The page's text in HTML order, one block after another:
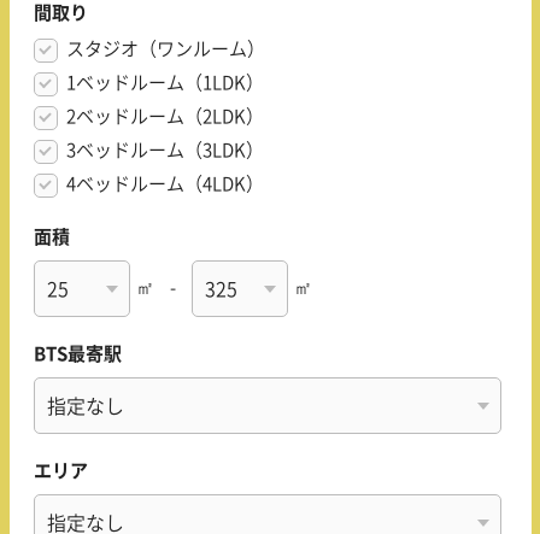
間取り
スタジオ（ワンルーム）
1ベッドルーム（1LDK）
2ベッドルーム（2LDK）
3ベッドルーム（3LDK）
4ベッドルーム（4LDK）
面積
㎡ - ㎡
BTS最寄駅
エリア